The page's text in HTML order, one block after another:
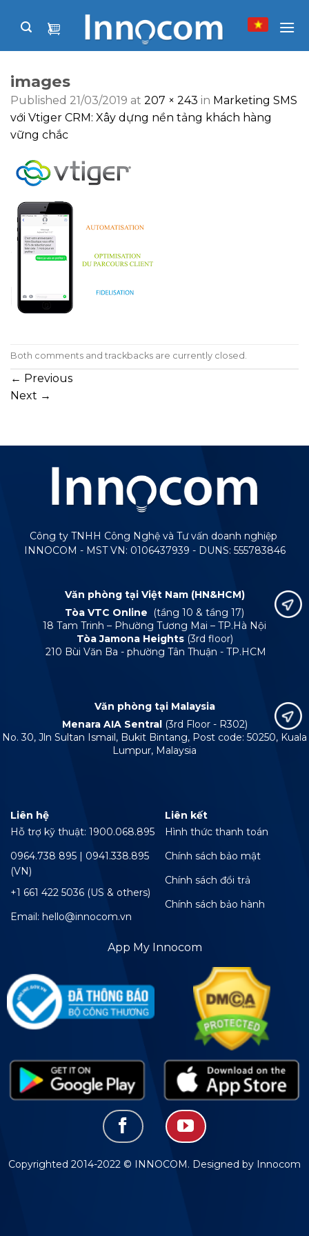
images
Published 21/03/2019 at 207 × 243 in Marketing SMS
với Vtiger CRM: Xây dựng nền tảng khách hàng
vững chắc
Both comments and trackbacks are currently closed.
← Previous
Next →
Công ty TNHH Công Nghệ và Tư vấn doanh nghiệp
INNOCOM - MST VN: 0106437939 - DUNS: 555783846
Văn phòng tại Việt Nam (HN&HCM)
Tòa VTC Online
(tầng 10 & tầng 17)
18 Tam Trinh – Phường Tương Mai – TP.Hà Nội
Tòa Jamona Heights (3rd floor)
210 Bùi Văn Ba - phường Tân Thuận - TP.HCM
Văn phòng tại Malaysia
Menara AIA Sentral (3rd Floor - R302)
No. 30, Jln Sultan Ismail, Bukit Bintang, Post code: 50250, Kuala
Lumpur, Malaysia
Liên hệ
Hỗ trợ kỹ thuật: 1900.068.895
0964.738 895 | 0941.338.895
(VN)
+1 661 422 5036 (US & others)
Email: hello@innocom.vn
Liên kết
Hình thức thanh toán
Chính sách bảo mật
Chính sách đổi trả
Chính sách bảo hành
App My Innocom
Copyrighted 2014-2022 © INNOCOM. Designed by Innocom